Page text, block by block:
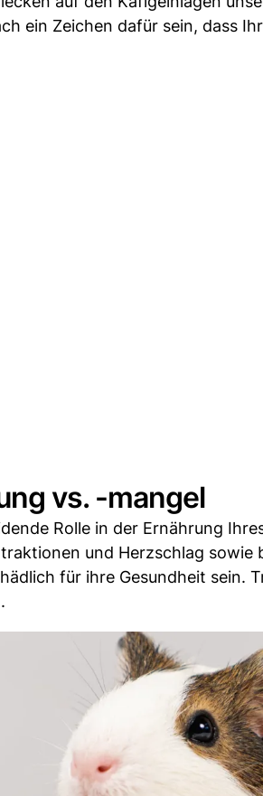
ein Zeichen dafür sein, dass
vs. -mangel
Rolle in der Ernährung
und Herzschlag sowie
für ihre Gesundheit sein.